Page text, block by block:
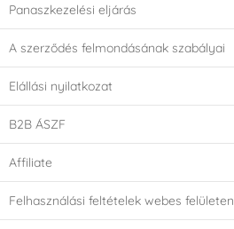
Panaszkezelési eljárás
A szerződés felmondásának szabályai
Elállási nyilatkozat
B2B ÁSZF
Affiliate
Felhasználási feltételek webes felületen